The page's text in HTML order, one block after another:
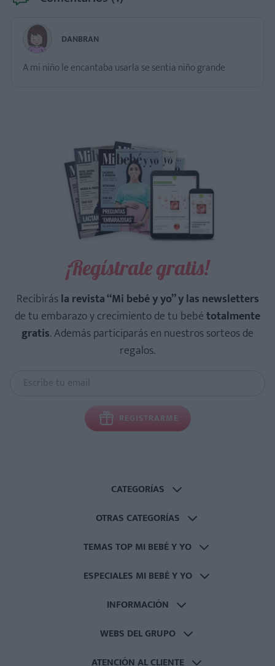
DANBRAN
A mi niño le encantaba usarla se sentia niño grande
¡Regístrate gratis!
Recibirásla revista “Mi bebé y yo” y las newsletters
de tu embarazo y crecimiento de tu bebétotalmente
gratis. Además participarás en nuestros sorteos de
regalos.
REGISTRARME
CATEGORÍAS
OTRAS CATEGORÍAS
TEMAS TOP MI BEBÉ Y YO
ESPECIALES MI BEBÉ Y YO
INFORMACIÓN
WEBS DEL GRUPO